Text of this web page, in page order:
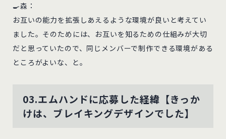
🍳森：
お互いの能力を拡張しあえるような環境が良いと考えてい
ました。そのためには、お互いを知るための仕組みが大切
だと思っていたので、同じメンバーで制作できる環境がある
ところがよいな、と。
03.エムハンドに応募した経緯【きっか
けは、ブレイキングデザインでした】